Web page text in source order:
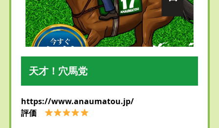
天才！穴馬党
https://www.anaumatou.jp/
評価